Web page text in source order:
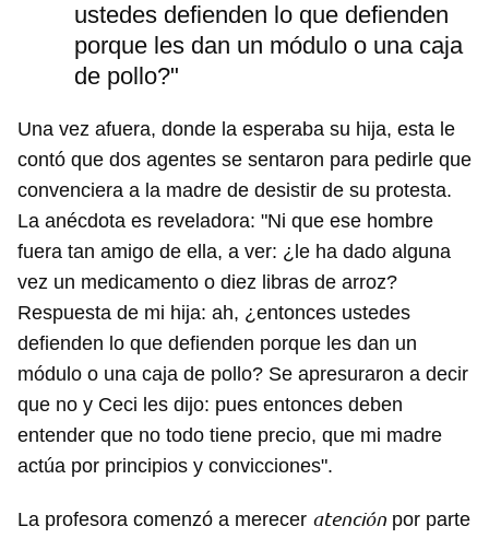
ustedes defienden lo que defienden
porque les dan un módulo o una caja
de pollo?"
Una vez afuera, donde la esperaba su hija, esta le
contó que dos agentes se sentaron para pedirle que
convenciera a la madre de desistir de su protesta.
La anécdota es reveladora: "Ni que ese hombre
fuera tan amigo de ella, a ver: ¿le ha dado alguna
vez un medicamento o diez libras de arroz?
Respuesta de mi hija: ah, ¿entonces ustedes
defienden lo que defienden porque les dan un
módulo o una caja de pollo? Se apresuraron a decir
que no y Ceci les dijo: pues entonces deben
entender que no todo tiene precio, que mi madre
actúa por principios y convicciones".
La profesora comenzó a merecer atención por parte